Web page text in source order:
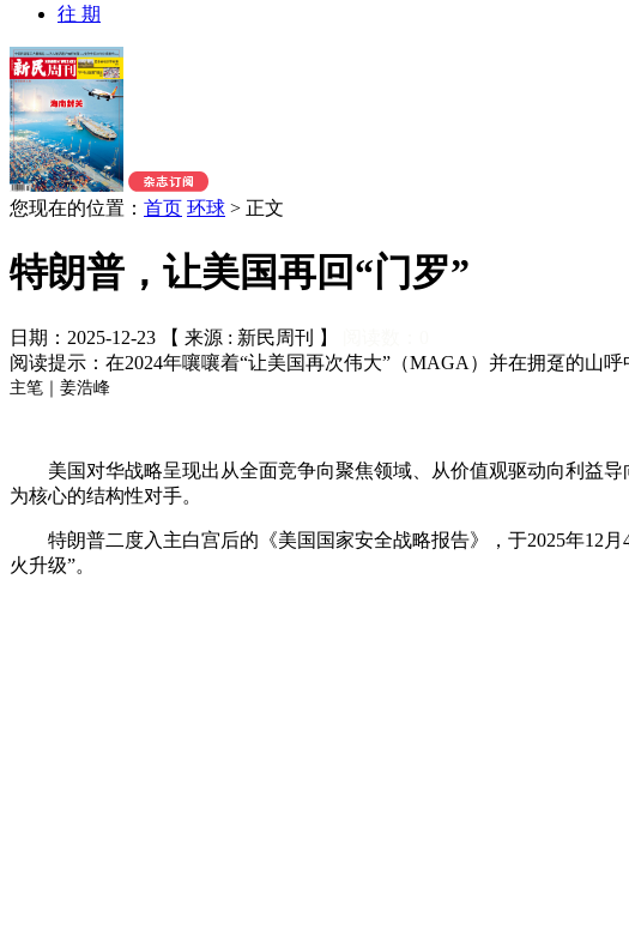
往 期
您现在的位置： 首页 环球 > 正文
特朗普，让美国再回“门罗”
日期：2025-12-23 【 来源 : 新民周刊 】
阅读提示：在2024年嚷嚷着“让美国再次伟大”（MAGA）并在拥趸的山
主笔｜姜浩峰
美国对华战略呈现出从全面竞争向聚焦领域、从价值观驱动向利益
为核心的结构性对手。
特朗普二度入主白宫后的《美国国家安全战略报告》，于2025年12月
火升级”。